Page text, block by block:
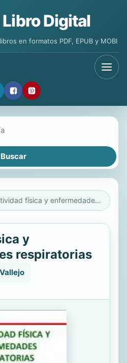
Libro Digital
en formatos PDF, EPUB y MOBI
Actividad física y enfermedades respiratorias
y
respiratorias